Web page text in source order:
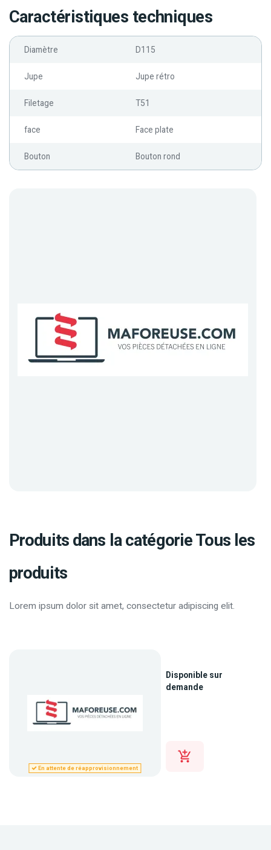
Caractéristiques techniques
Diamètre D115
Jupe Jupe rétro
Filetage T51
face Face plate
Bouton Bouton rond
Produits dans la catégorie Tous les
produits
Lorem ipsum dolor sit amet, consectetur adipiscing elit.
En attente de réapprovisionnement
Disponible sur
demande